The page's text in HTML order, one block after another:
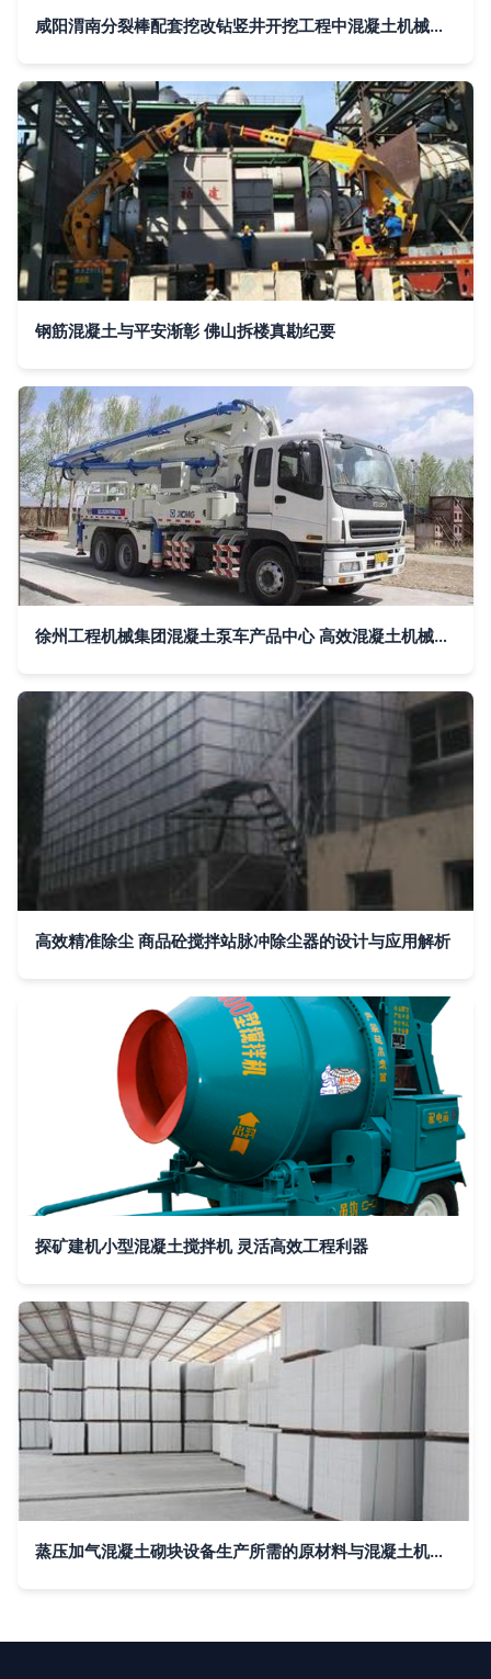
咸阳渭南分裂棒配套挖改钻竖井开挖工程中混凝土机械的应用与技术解析
钢筋混凝土与平安渐彰 佛山拆楼真勘纪要
徐州工程机械集团混凝土泵车产品中心 高效混凝土机械的领航者
高效精准除尘 商品砼搅拌站脉冲除尘器的设计与应用解析
探矿建机小型混凝土搅拌机 灵活高效工程利器
蒸压加气混凝土砌块设备生产所需的原材料与混凝土机械配置分析